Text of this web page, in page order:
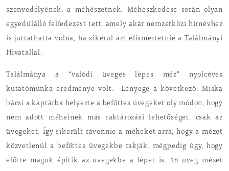
szenvedélyének, a méhészetnek. Méhészkedése során olyan
egyedülálló felfedezést tett, amely akár nemzetközi hírnévhez
is juttathatta volna, ha sikerül azt elismertetnie a Találmányi
Hivatallal.
Találmánya a “valódi üveges lépes méz” nyolcéves
kutatómunka eredménye volt. Lényege a következő. Miska
bácsi a kaptárba helyezte a befőttes üvegeket oly módon, hogy
nem adott méheinek más raktározási lehetőséget, csak az
üvegeket. Így sikerült rávennie a méheket arra, hogy a mézet
közvetlenül a befőttes üvegekbe rakják, mégpedig úgy, hogy
előtte maguk építik az üvegekbe a lépet is. 18 üveg mézet